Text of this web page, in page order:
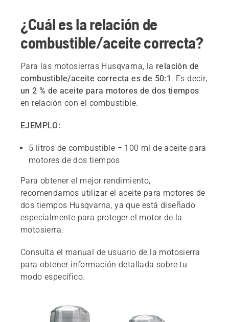
¿Cuál es la relación de
combustible/aceite correcta?
Para las motosierras Husqvarna, la relación de
combustible/aceite correcta es de 50:1 . Es decir,
un 2 % de aceite para motores de dos tiempos
en relación con el combustible.
EJEMPLO:
5 litros de combustible = 100 ml de aceite para
motores de dos tiempos
Para obtener el mejor rendimiento,
recomendamos utilizar el aceite para motores de
dos tiempos Husqvarna, ya que está diseñado
especialmente para proteger el motor de la
motosierra.
Consulta el manual de usuario de la motosierra
para obtener información detallada sobre tu
modo específico.